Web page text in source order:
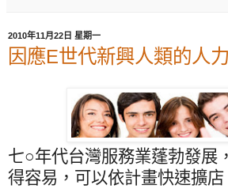
2010年11月22日 星期一
因應E世代新興人類的人
七○年代台灣服務業蓬勃發展
得容易，可以依計畫快速擴